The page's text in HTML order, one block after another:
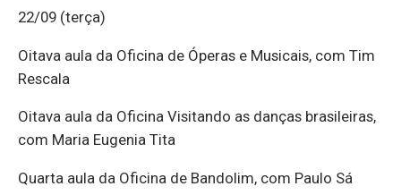
22/09 (terça)
Oitava aula da Oficina de Óperas e Musicais, com Tim
Rescala
Oitava aula da Oficina Visitando as danças brasileiras,
com Maria Eugenia Tita
Quarta aula da Oficina de Bandolim, com Paulo Sá